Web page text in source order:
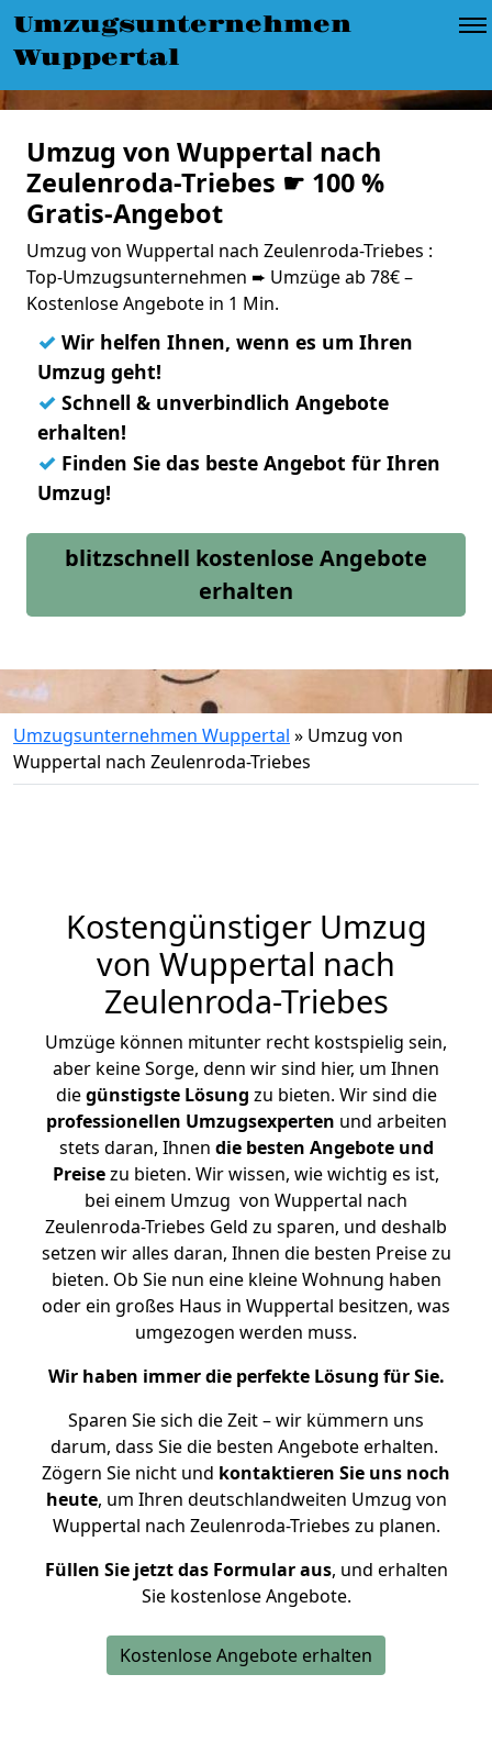
Umzugsunternehmen
Wuppertal
Umzug von Wuppertal nach
Zeulenroda-Triebes ☛ 100 %
Gratis-Angebot
Umzug von Wuppertal nach Zeulenroda-Triebes :
Top-Umzugsunternehmen ➨ Umzüge ab 78€ –
Kostenlose Angebote in 1 Min.
✓ Wir helfen Ihnen, wenn es um Ihren
Umzug geht!
✓ Schnell & unverbindlich Angebote
erhalten!
✓ Finden Sie das beste Angebot für Ihren
Umzug!
blitzschnell kostenlose Angebote
erhalten
Umzugsunternehmen Wuppertal » Umzug von
Wuppertal nach Zeulenroda-Triebes
Kostengünstiger Umzug
von Wuppertal nach
Zeulenroda-Triebes
Umzüge können mitunter recht kostspielig sein,
aber keine Sorge, denn wir sind hier, um Ihnen
diegünstigste Lösung zu bieten. Wir sind die
professionellen Umzugsexperten und arbeiten
stets daran, Ihnen die besten Angebote und
Preisezu bieten. Wir wissen, wie wichtig es ist,
bei einem Umzug von Wuppertal nach
Zeulenroda-Triebes Geld zu sparen, und deshalb
setzen wir alles daran, Ihnen die besten Preise zu
bieten. Ob Sie nun eine kleine Wohnung haben
oder ein großes Haus in Wuppertal besitzen, was
umgezogen werden muss.
Wir haben immer die perfekte Lösung für Sie.
Sparen Sie sich die Zeit – wir kümmern uns
darum, dass Sie die besten Angebote erhalten.
Zögern Sie nicht und kontaktieren Sie uns noch
heute, um Ihren deutschlandweiten Umzug von
Wuppertal nach Zeulenroda-Triebes zu planen.
Füllen Sie jetzt das Formular aus, und erhalten
Sie kostenlose Angebote.
Kostenlose Angebote erhalten